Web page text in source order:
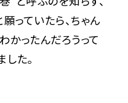
っていたら、ちゃん
かったんだろうって
した。